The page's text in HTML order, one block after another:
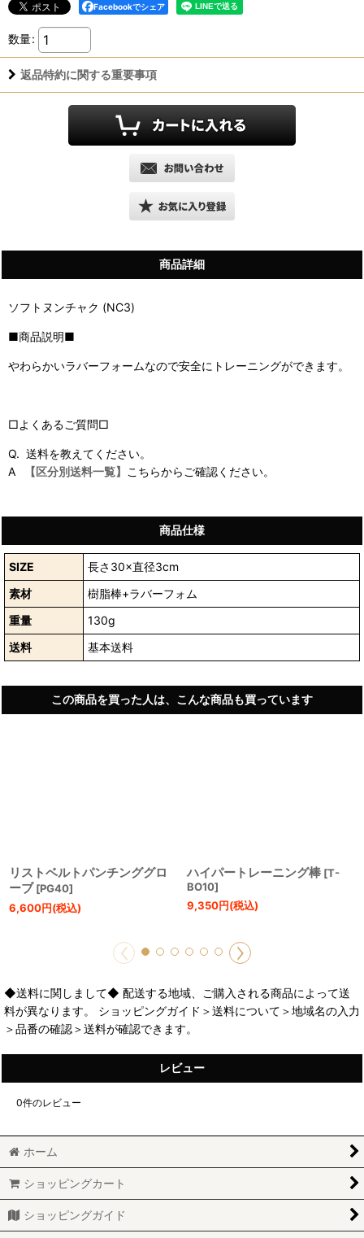
Facebookでシェア
数量:
返品特約に関する重要事項
商品詳細
ソフトヌンチャク (NC3)
■商品説明■
やわらかいラバーフォームなので安全にトレーニングができます。
□よくあるご質問□
Q. 送料を教えてください。
A
【区分別送料一覧】 こちらからご確認ください。
商品仕様
SIZE
長さ30×直径3cm
素材
樹脂棒+ラバーフォム
重量
130g
送料
基本送料
この商品を買った人は、こんな商品も買っています
リストベルトパンチンググロ
ーブ [PG40]
6,600円(税込)
ハイパートレーニング棒 [T-
BO10]
9,350円(税込)
◆送料に関しまして◆ 配送する地域、ご購入される商品によって送
料が異なります。 ショッピングガイド＞送料について＞地域名の入力
＞品番の確認＞送料が確認できます。
レビュー
0件のレビュー
ホーム
ショッピングカート
ショッピングガイド